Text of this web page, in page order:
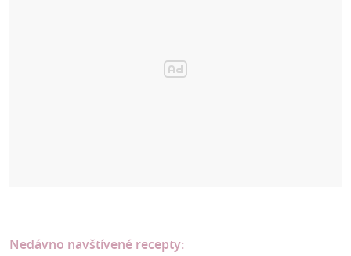
Nedávno navštívené recepty: